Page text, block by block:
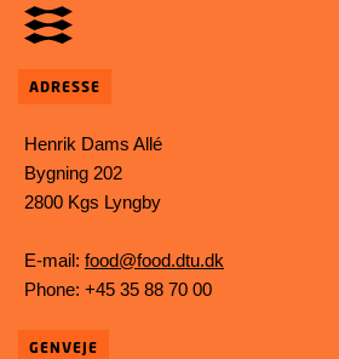
ADRESSE
Henrik Dams Allé
Bygning 202
2800 Kgs Lyngby
E-mail: food@food.dtu.dk
Phone: +45 35 88 70 00
GENVEJE